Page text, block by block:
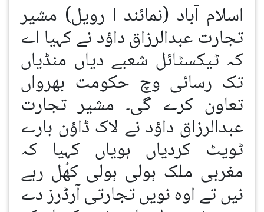
اسلام آباد (نمائند ا رویل) مشیر
تجارت عبدالرزاق داؤد نے کہیا اے
کہ ٹیکسٹائل شعبے دیاں منڈیاں
تک رسائی وچ حکومت بھرواں
تعاون کرے گی۔ مشیر تجارت
عبدالرزاق داؤد نے لاک ڈاؤن بارے
ٹویٹ کردیاں ہویاں کہیا کہ
مغربی ملک ہولی ہولی کھُل رہے
نیں تے اوہ نویں تجارتی آرڈرز دے